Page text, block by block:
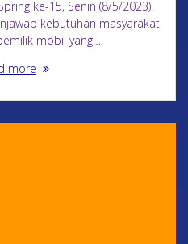
ke-15, Senin (8/5/2023).
kebutuhan masyarakat
mobil yang…
more